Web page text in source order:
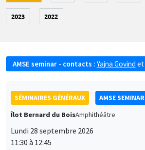
2023 2022
AMSE seminar - contacts : Yajna Govind et
SÉMINAIRES GÉNÉRAUX
AMSE SEMINAR
Îlot Bernard du BoisAmphithéâtre
Lundi 28 septembre 2026
11:30 à 12:45